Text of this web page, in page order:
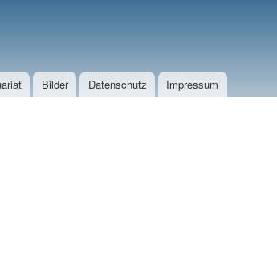
Bilder Datenschutz Impressum